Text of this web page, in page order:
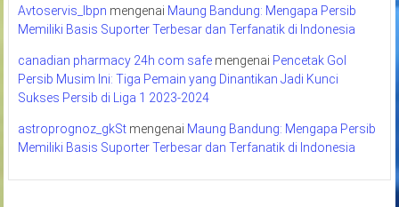
Avtoservis_lbpn mengenai Maung Bandung: Mengapa Persib
Memiliki Basis Suporter Terbesar dan Terfanatik di Indonesia
canadian pharmacy 24h com safemengenai Pencetak Gol
Persib Musim Ini: Tiga Pemain yang Dinantikan Jadi Kunci
Sukses Persib di Liga 1 2023-2024
astroprognoz_gkStmengenai Maung Bandung: Mengapa Persib
Memiliki Basis Suporter Terbesar dan Terfanatik di Indonesia